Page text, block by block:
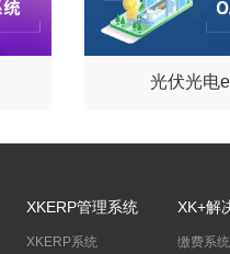
光伏光电
XKERP管理系统
XKERP系统
XK+解
缴费系统